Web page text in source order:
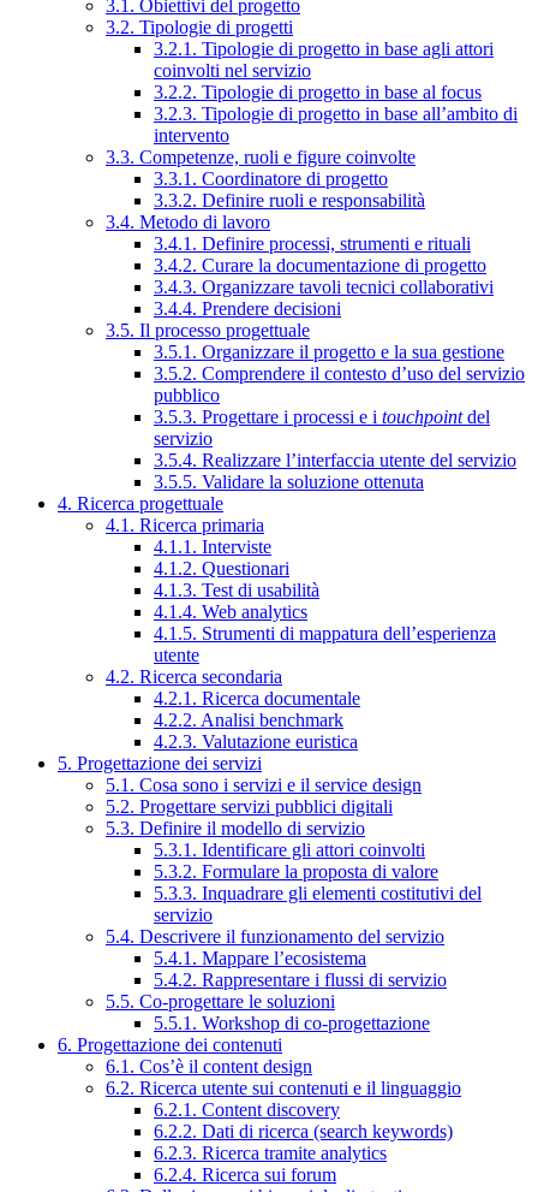
3.1. Obiettivi del progetto
3.2. Tipologie di progetti
3.2.1. Tipologie di progetto in base agli attori
coinvolti nel servizio
3.2.2. Tipologie di progetto in base al focus
3.2.3. Tipologie di progetto in base all’ambito di
intervento
3.3. Competenze, ruoli e figure coinvolte
3.3.1. Coordinatore di progetto
3.3.2. Definire ruoli e responsabilità
3.4. Metodo di lavoro
3.4.1. Definire processi, strumenti e rituali
3.4.2. Curare la documentazione di progetto
3.4.3. Organizzare tavoli tecnici collaborativi
3.4.4. Prendere decisioni
3.5. Il processo progettuale
3.5.1. Organizzare il progetto e la sua gestione
3.5.2. Comprendere il contesto d’uso del servizio
pubblico
3.5.3. Progettare i processi e i touchpointdel
servizio
3.5.4. Realizzare l’interfaccia utente del servizio
3.5.5. Validare la soluzione ottenuta
4. Ricerca progettuale
4.1. Ricerca primaria
4.1.1. Interviste
4.1.2. Questionari
4.1.3. Test di usabilità
4.1.4. Web analytics
4.1.5. Strumenti di mappatura dell’esperienza
utente
4.2. Ricerca secondaria
4.2.1. Ricerca documentale
4.2.2. Analisi benchmark
4.2.3. Valutazione euristica
5. Progettazione dei servizi
5.1. Cosa sono i servizi e il service design
5.2. Progettare servizi pubblici digitali
5.3. Definire il modello di servizio
5.3.1. Identificare gli attori coinvolti
5.3.2. Formulare la proposta di valore
5.3.3. Inquadrare gli elementi costitutivi del
servizio
5.4. Descrivere il funzionamento del servizio
5.4.1. Mappare l’ecosistema
5.4.2. Rappresentare i flussi di servizio
5.5. Co-progettare le soluzioni
5.5.1. Workshop di co-progettazione
6. Progettazione dei contenuti
6.1. Cos’è il content design
6.2. Ricerca utente sui contenuti e il linguaggio
6.2.1. Content discovery
6.2.2. Dati di ricerca (search keywords)
6.2.3. Ricerca tramite analytics
6.2.4. Ricerca sui forum